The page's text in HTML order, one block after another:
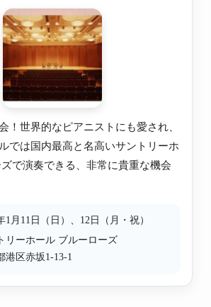
！世界的なピアニストにも愛され、
では国内最高と名高いサントリーホ
で演奏できる、非常に貴重な機会
1月11日（日）、12日（月・祝）
リーホール ブルーローズ
港区赤坂1-13-1